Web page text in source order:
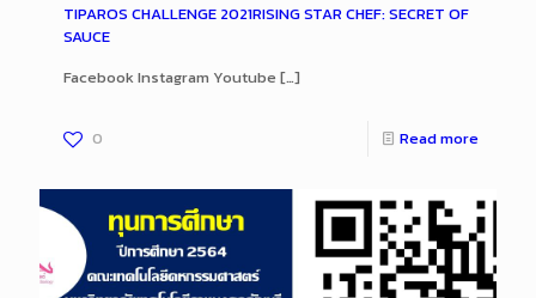
TIPAROS CHALLENGE 2021RISING STAR CHEF: SECRET OF
SAUCE
Facebook Instagram Youtube […]
0 Read more